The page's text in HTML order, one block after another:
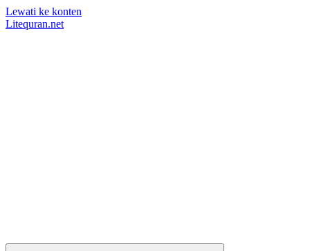
Lewati ke konten
Litequran.net